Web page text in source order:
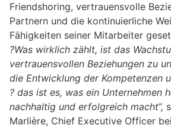
Friendshoring, vertrauensvolle
Partnern und die kontinuierliche
Fähigkeiten seiner Mitarbeiter
?Was wirklich zählt, ist das
vertrauensvollen Beziehungen zu
die Entwicklung der Kompetenzen
? das ist es, was ein Unternehmen
nachhaltig und erfolgreich macht“,
Marlière, Chief Executive Officer